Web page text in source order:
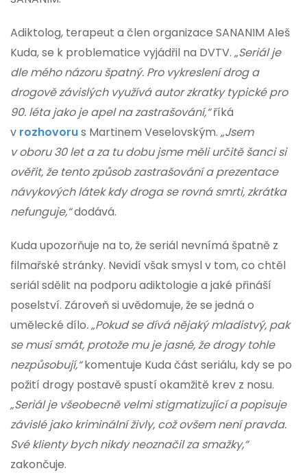
Adiktolog, terapeut a člen organizace SANANIM Aleš
Kuda, se k problematice vyjádřil na DVTV. „Seriál je
dle mého názoru špatný. Pro vykreslení drog a
drogově závislých využívá autor zkratky typické pro
90. léta jako je apel na zastrašování,“říká
v rozhovorus Martinem Veselovským. „Jsem
v oboru 30 let a za tu dobu jsme měli určitě šanci si
ověřit, že tento způsob zastrašování a prezentace
návykových látek kdy droga se rovná smrti, zkrátka
nefunguje,“dodává.
Kuda upozorňuje na to, že seriál nevnímá špatně z
filmařské stránky. Nevidí však smysl v tom, co chtěl
seriál sdělit na podporu adiktologie a jaké přináší
poselství. Zároveň si uvědomuje, že se jedná o
umělecké dílo. „Pokud se dívá nějaký mladistvý, pak
se musí smát, protože mu je jasné, že drogy tohle
nezpůsobují,“komentuje Kuda část seriálu, kdy se po
požití drogy postavě spustí okamžitě krev z nosu.
„Seriál je všeobecně velmi stigmatizující a popisuje
závislé jako kriminální živly, což ovšem není pravda.
Své klienty bych nikdy neoznačil za smažky,“
zakončuje.